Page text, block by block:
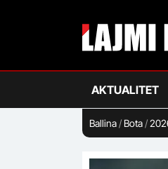
AKTUALITET
Ballina/ Bota/